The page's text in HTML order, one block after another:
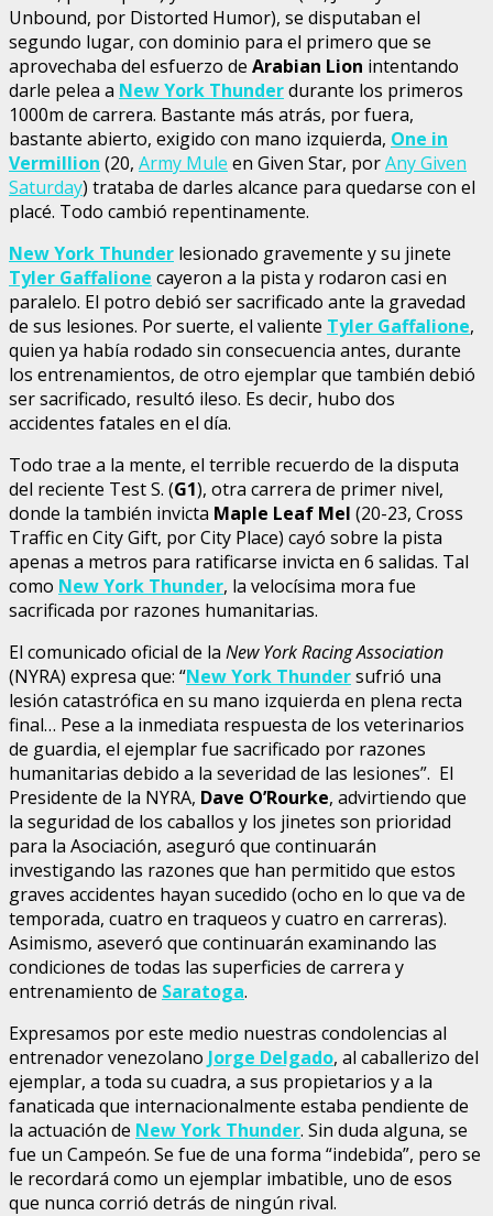
Unbound, por Distorted Humor), se disputaban el
segundo lugar, con dominio para el primero que se
aprovechaba del esfuerzo de Arabian Lion intentando
darle pelea a New York Thunderdurante los primeros
1000m de carrera. Bastante más atrás, por fuera,
bastante abierto, exigido con mano izquierda, One in
Vermillion (20, Army Mule en Given Star, porAny Given
Saturday) trataba de darles alcance para quedarse con el
placé. Todo cambió repentinamente.
New York Thunder lesionado gravemente y su jinete
Tyler Gaffalione cayeron a la pista y rodaron casi en
paralelo. El potro debió ser sacrificado ante la gravedad
de sus lesiones. Por suerte, el valiente Tyler Gaffalione,
quien ya había rodado sin consecuencia antes, durante
los entrenamientos, de otro ejemplar que también debió
ser sacrificado, resultó ileso. Es decir, hubo dos
accidentes fatales en el día.
Todo trae a la mente, el terrible recuerdo de la disputa
del reciente Test S. (G1), otra carrera de primer nivel,
donde la también invicta Maple Leaf Mel (20-23, Cross
Traffic en City Gift, por City Place) cayó sobre la pista
apenas a metros para ratificarse invicta en 6 salidas. Tal
como New York Thunder, la velocísima mora fue
sacrificada por razones humanitarias.
El comunicado oficial de la New York Racing Association
(NYRA) expresa que: “New York Thundersufrió una
lesión catastrófica en su mano izquierda en plena recta
final… Pese a la inmediata respuesta de los veterinarios
de guardia, el ejemplar fue sacrificado por razones
humanitarias debido a la severidad de las lesiones”. El
Presidente de la NYRA, Dave O’Rourke, advirtiendo que
la seguridad de los caballos y los jinetes son prioridad
para la Asociación, aseguró que continuarán
investigando las razones que han permitido que estos
graves accidentes hayan sucedido (ocho en lo que va de
temporada, cuatro en traqueos y cuatro en carreras).
Asimismo, aseveró que continuarán examinando las
condiciones de todas las superficies de carrera y
entrenamiento de Saratoga.
Expresamos por este medio nuestras condolencias al
entrenador venezolano Jorge Delgado, al caballerizo del
ejemplar, a toda su cuadra, a sus propietarios y a la
fanaticada que internacionalmente estaba pendiente de
la actuación de New York Thunder. Sin duda alguna, se
fue un Campeón. Se fue de una forma “indebida”, pero se
le recordará como un ejemplar imbatible, uno de esos
que nunca corrió detrás de ningún rival.